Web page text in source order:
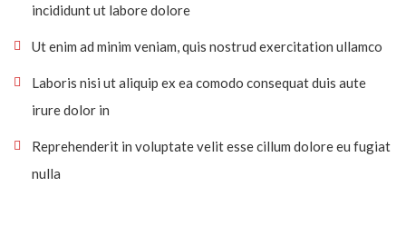
incididunt ut labore dolore
Ut enim ad minim veniam, quis nostrud exercitation ullamco
Laboris nisi ut aliquip ex ea comodo consequat duis aute
irure dolor in
Reprehenderit in voluptate velit esse cillum dolore eu fugiat
nulla